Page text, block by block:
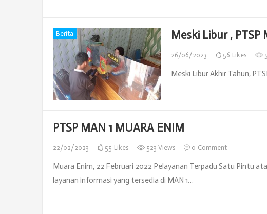
Berita Meski Libur ,
26/06/2023 56 Likes
Meski Libur Akhir Tahun,
PTSP MAN 1 MUARA ENIM
22/02/2023 55 Likes 523 Views 0 Comment
Muara Enim, 22 Februari 2022 Pelayanan Terpadu Satu Pintu
layanan informasi yang tersedia di MAN 1…